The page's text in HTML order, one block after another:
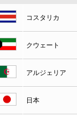
コスタリカ
クウェート
アルジェリア
日本